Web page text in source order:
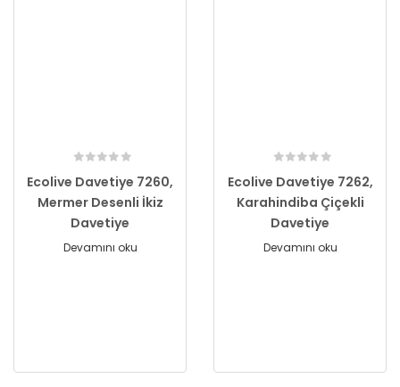
Ecolive Davetiye 7260,
Mermer Desenli İkiz
Davetiye
Devamını oku
Ecolive Davetiye 7262,
Karahindiba Çiçekli
Davetiye
Devamını oku